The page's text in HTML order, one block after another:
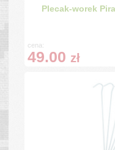
Plecak-worek
cena:
49.00 zł